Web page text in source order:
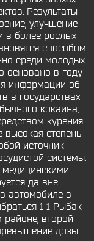
Результаты
улучшение
в более рослых
способом
среди молодых
основано в году
информации об
в государствах
кокаина,
курения.
высокая степень
источник
системы.
да вне
автомобиле в
1 1 Рыбак
второй
дозы